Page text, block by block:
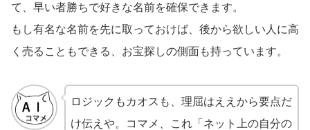
て、早い者勝ちで好きな名前を確保できます。
もし有名な名前を先に取っておけば、後から欲しい人に高
く売ることもできる、お宝探しの側面も持っています。
ロジックもカオスも、理屈はええから要点だ
け伝えや。コマメ、これ「ネット上の自分の